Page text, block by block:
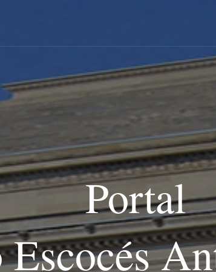
Portal